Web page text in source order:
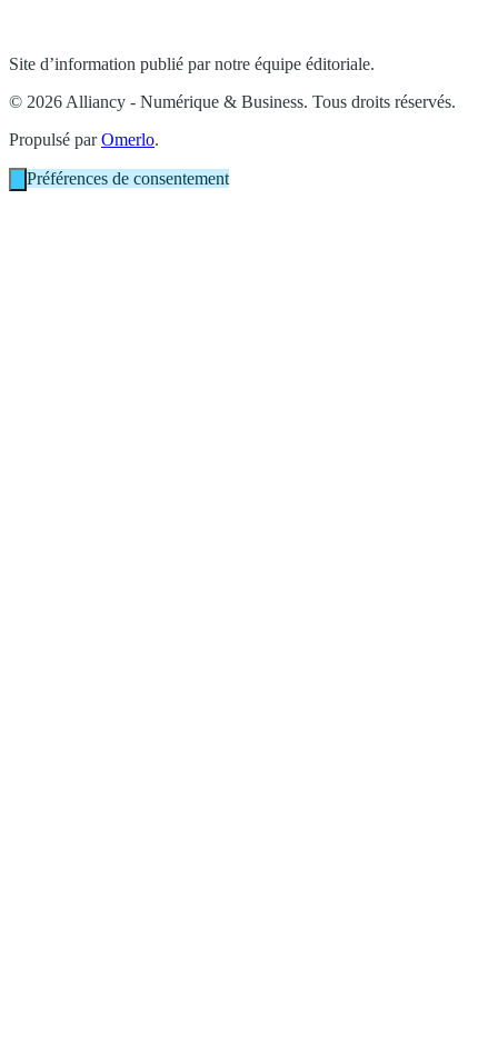
Site d’information publié par notre équipe éditoriale.
© 2026 Alliancy - Numérique & Business. Tous droits réservés.
Propulsé parOmerlo.
Préférences de consentement